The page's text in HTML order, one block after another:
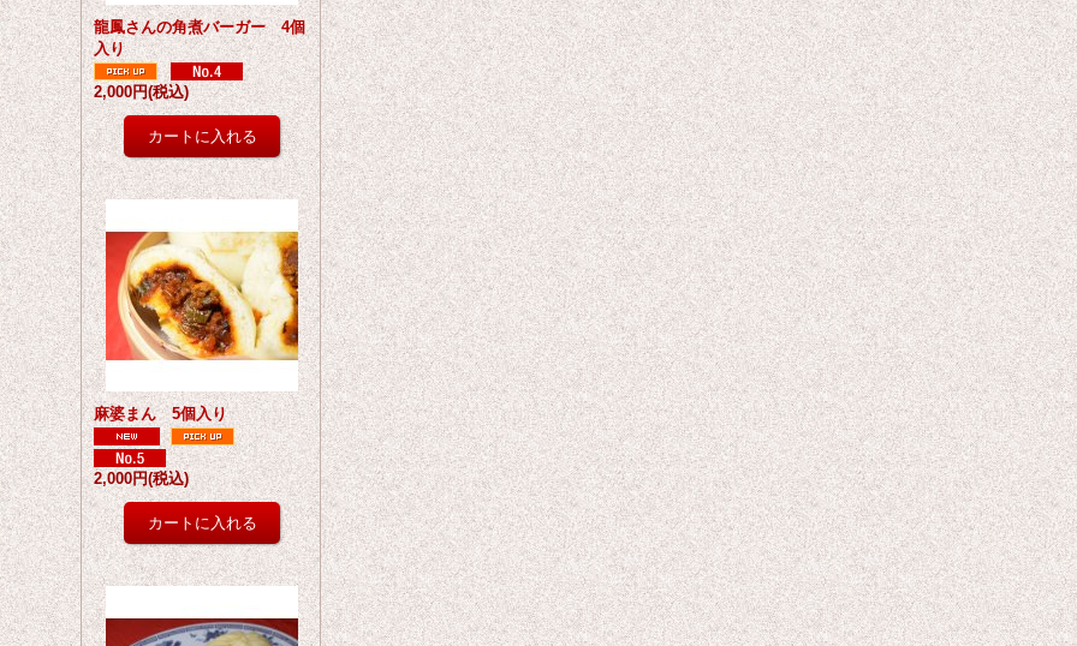
龍鳳さんの角煮バーガー 4個
入り
2,000円(税込)
麻婆まん 5個入り
2,000円(税込)